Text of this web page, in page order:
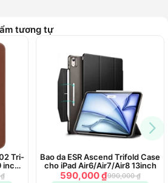
Thiết kế sang trọng, giá đỡ ở mặt
ngoài của vỏ bằng Da PU cao cấp
tốt nên việc cầm nắm sử dụng
năng chống trượt tuyệt vời.
tương tự
Tri-
inch
Bao da ESR Ascend Trifold Case
cho iPad Air6/Air7/Air8 13inch
590,000 ₫990,000 ₫